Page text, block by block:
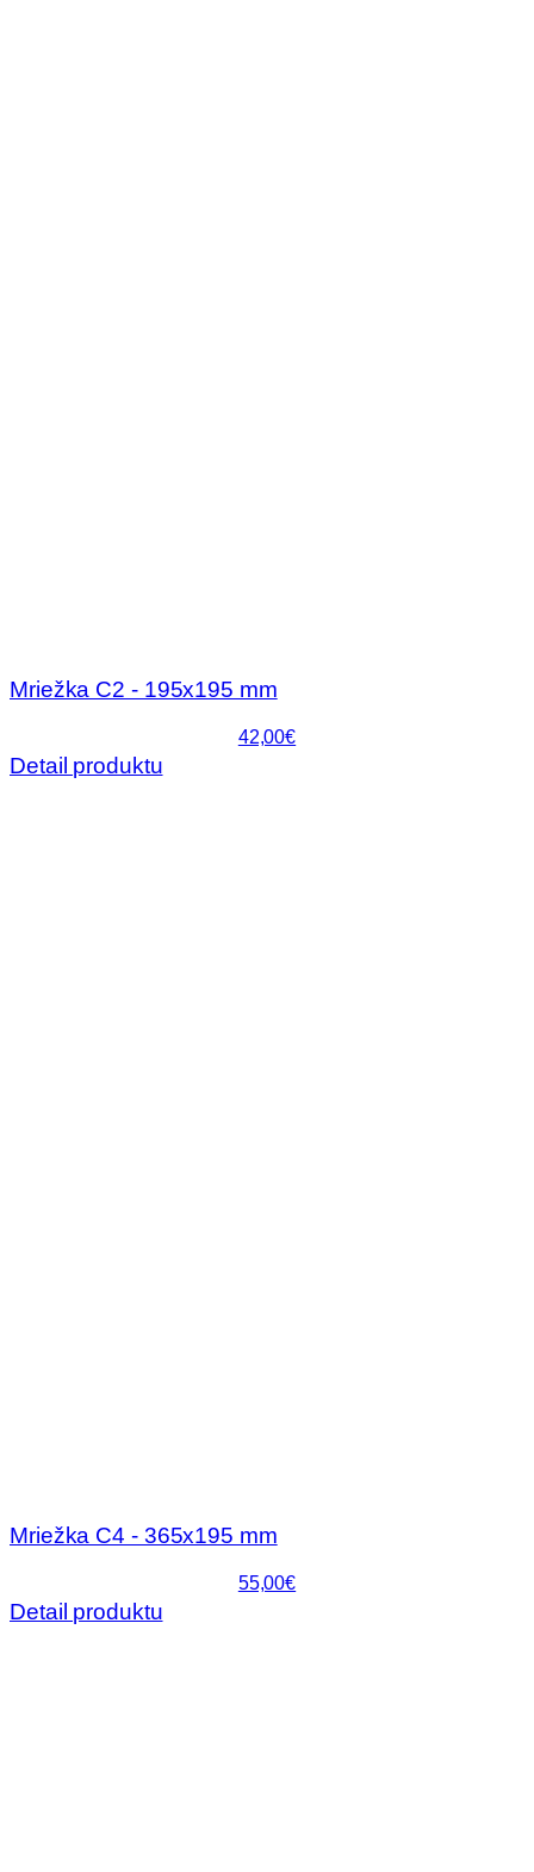
Mriežka C2 - 195x195 mm
42,00€
Detail produktu
Mriežka C4 - 365x195 mm
55,00€
Detail produktu